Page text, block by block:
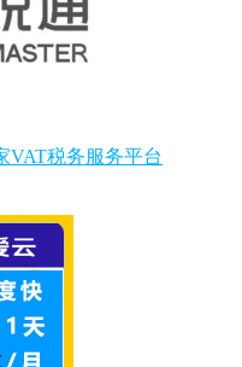
VAT税务服务平台